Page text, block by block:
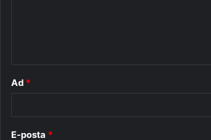
Ad *
E-posta *